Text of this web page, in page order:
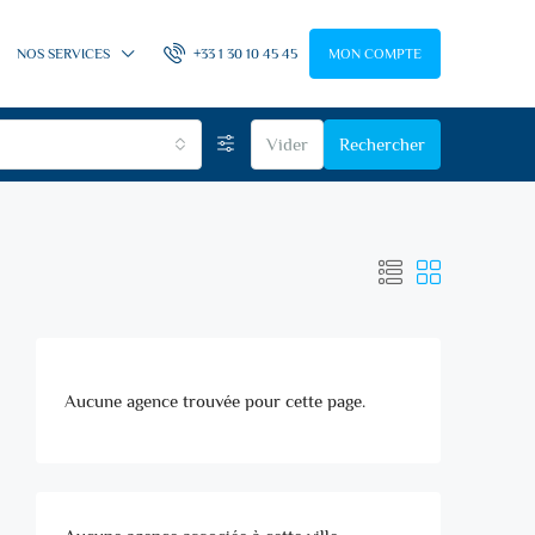
NOS SERVICES +33 1 30 10 45 45 MON COMPTE
Vider Rechercher
Aucune agence trouvée pour cette page.